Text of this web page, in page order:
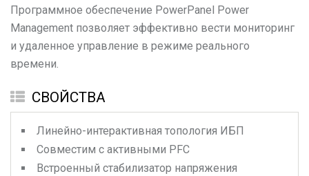
Программное обеспечение PowerPanel Power
Management позволяет эффективно вести мониторинг
и удаленное управление в режиме реального
времени.
СВОЙСТВА
Линейно-интерактивная топология ИБП
Совместим с активными PFC
Встроенный стабилизатор напряжения